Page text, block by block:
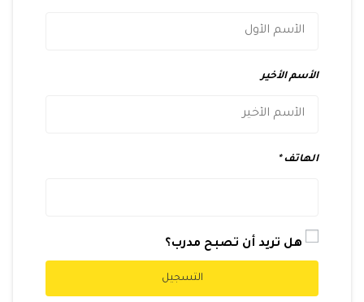
الأسم الأخير
الهاتف
هل تريد أن تصبح مدرب؟
التسجيل